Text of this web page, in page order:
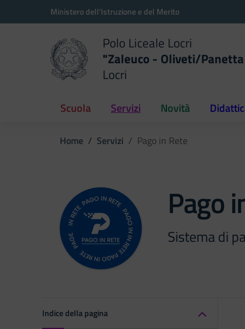
Vai ai contenuti
Vai al menu di navigazioneMinistero dell'Istruzione e del Merito
scuola
Polo Liceale Locri
"Zaleuco - Oliveti/
Locri
Scuola Servizi Novità
Home Servizi Pago in Rete
Pago
Sistema di
Indice della pagina